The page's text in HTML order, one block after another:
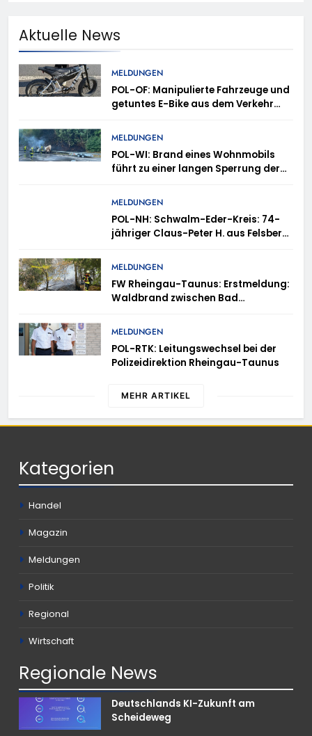
Aktuelle News
MELDUNGEN
POL-OF: Manipulierte Fahrzeuge und
getuntes E-Bike aus dem Verkehr
gleich mehrere Verstöße auf
MELDUNGEN
POL-WI: Brand eines Wohnmobils
führt zu einer langen Sperrung der
MELDUNGEN
POL-NH: Schwalm-Eder-Kreis: 74-
jähriger Claus-Peter H. aus Felsberg
MELDUNGEN
FW Rheingau-Taunus: Erstmeldung:
Waldbrand zwischen Bad
Taunusstein-Seitzenhahn – rund 150
Einsatzkräfte im Einsatz
MELDUNGEN
POL-RTK: Leitungswechsel bei der
Polizeidirektion Rheingau-Taunus
MEHR ARTIKEL
Kategorien
Handel
Magazin
Meldungen
Politik
Regional
Wirtschaft
Regionale News
Deutschlands KI-Zukunft am
Scheideweg